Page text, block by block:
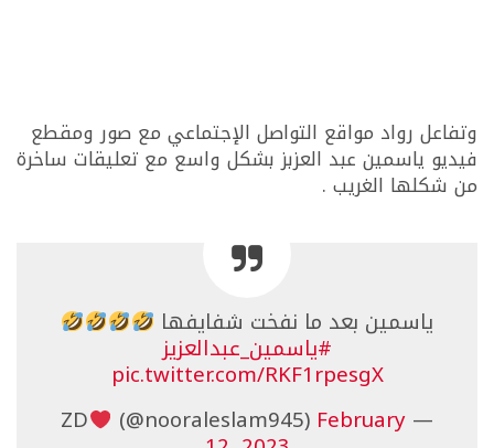
وتفاعل رواد مواقع التواصل الإجتماعي مع صور ومقطع
فيديو ياسمين عبد العزبز بشكل واسع مع تعليقات ساخرة
من شكلها الغريب .
ياسمين بعد ما نفخت شفايفها
#ياسمين_عبدالعزيز
pic.twitter.com/RKF1rpesgX
— ZD
(@nooraleslam945) February